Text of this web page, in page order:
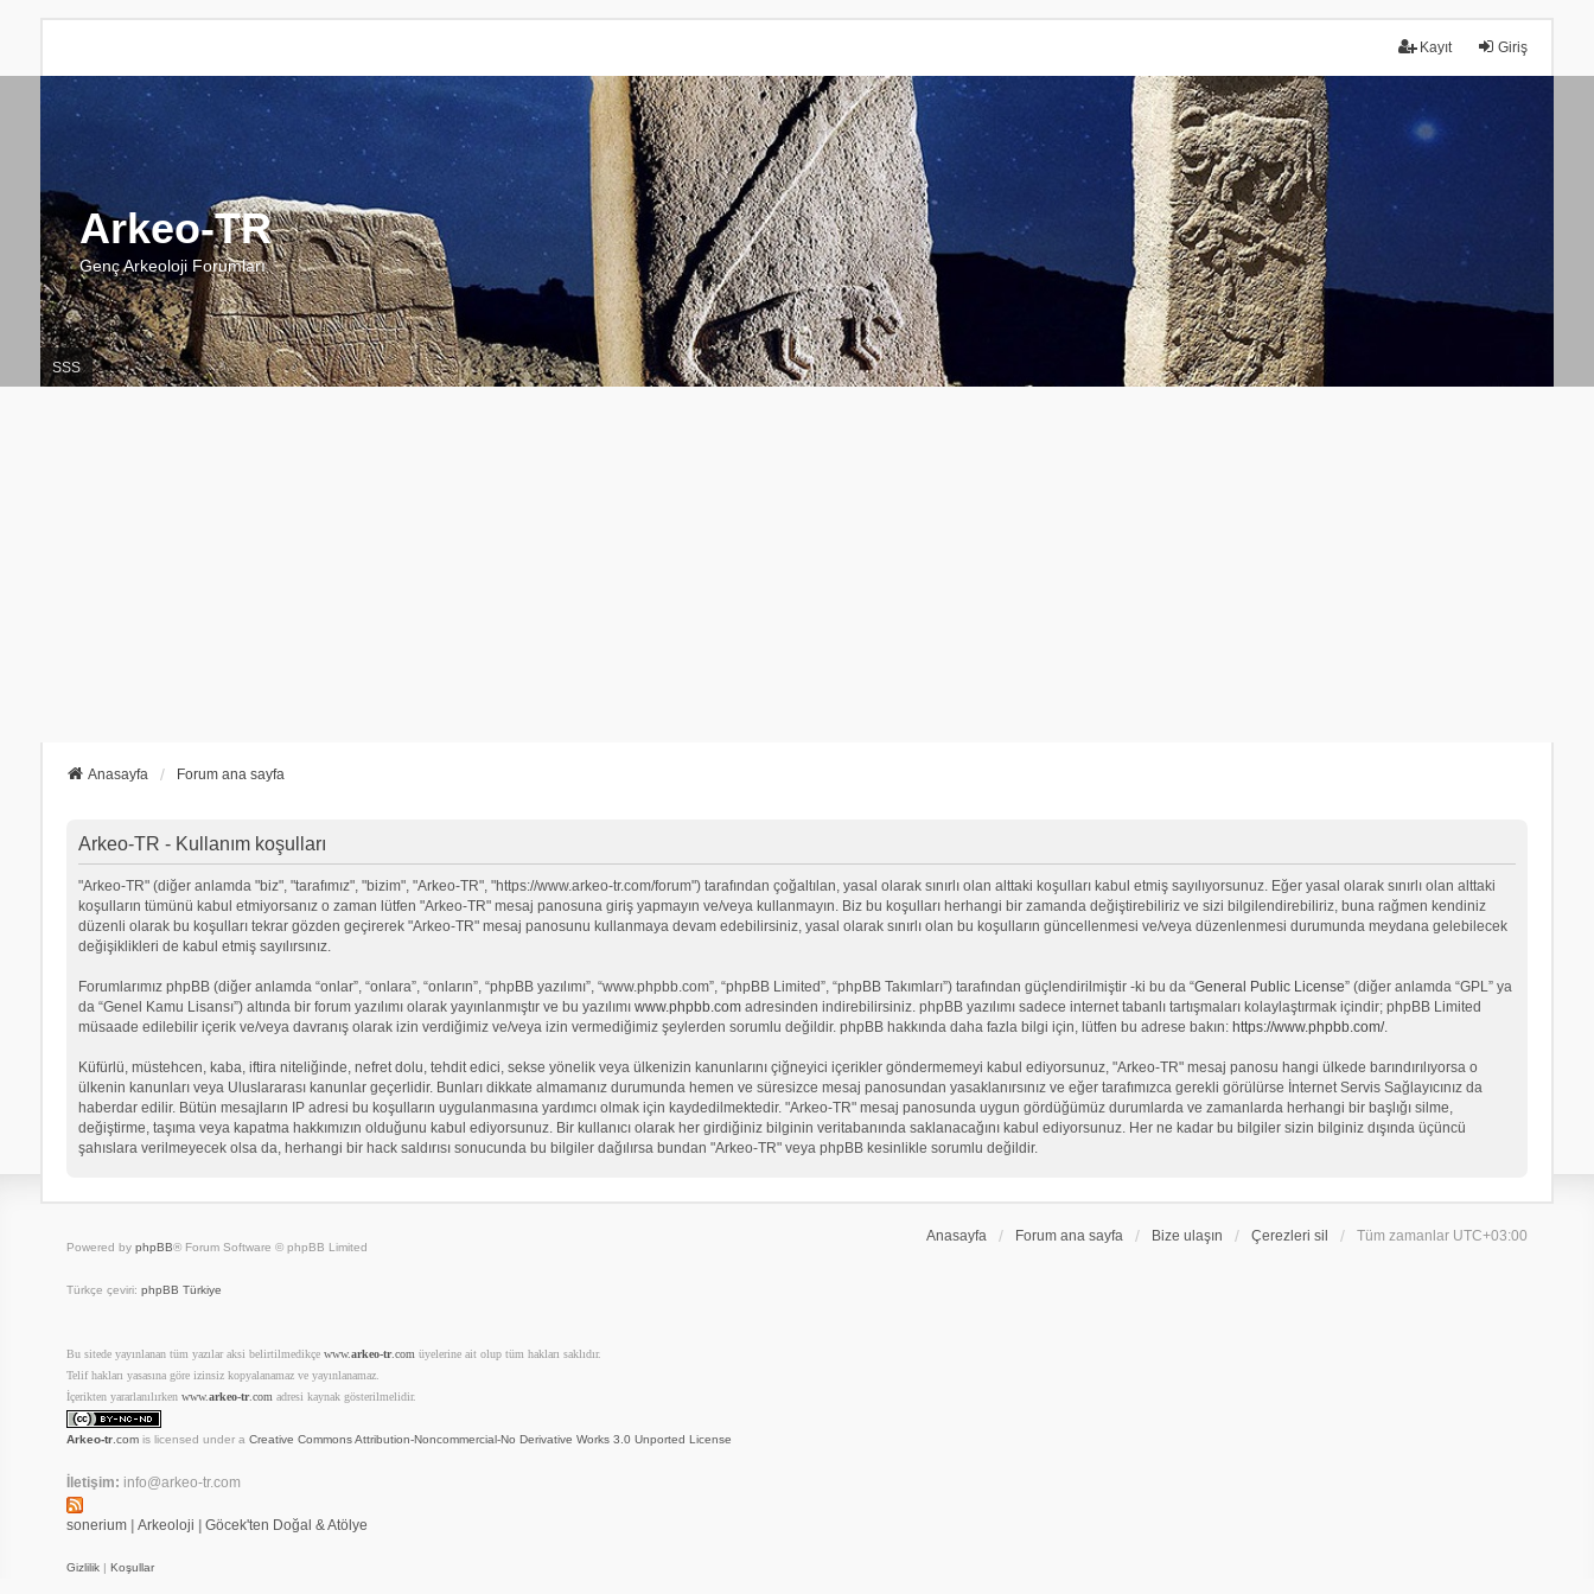
Giriş
Kayıt
Arkeo-TR
Genç Arkeoloji Forumları
SSS
Anasayfa Forum ana sayfa
Arkeo-TR - Kullanım koşulları
"Arkeo-TR" (diğer anlamda "biz", "tarafımız", "bizim", "Arkeo-TR", "https://www.arkeo-tr.com/forum") tarafından çoğaltılan, yasal olarak sınırlı olan alttaki koşulları kabul etmiş sayılıyorsunuz. Eğer yasal olarak sınırlı olan alttaki
koşulların tümünü kabul etmiyorsanız o zaman lütfen "Arkeo-TR" mesaj panosuna giriş yapmayın ve/veya kullanmayın. Biz bu koşulları herhangi bir zamanda değiştirebiliriz ve sizi bilgilendirebiliriz, buna rağmen kendiniz
düzenli olarak bu koşulları tekrar gözden geçirerek "Arkeo-TR" mesaj panosunu kullanmaya devam edebilirsiniz, yasal olarak sınırlı olan bu koşulların güncellenmesi ve/veya düzenlenmesi durumunda meydana gelebilecek
değişiklikleri de kabul etmiş sayılırsınız.
Forumlarımız phpBB (diğer anlamda “onlar”, “onlara”, “onların”, “phpBB yazılımı”, “www.phpbb.com”, “phpBB Limited”, “phpBB Takımları”) tarafından güçlendirilmiştir -ki bu da “General Public License” (diğer anlamda “GPL” ya
da “Genel Kamu Lisansı”) altında bir forum yazılımı olarak yayınlanmıştır ve bu yazılımı www.phpbb.comadresinden indirebilirsiniz. phpBB yazılımı sadece internet tabanlı tartışmaları kolaylaştırmak içindir; phpBB Limited
müsaade edilebilir içerik ve/veya davranış olarak izin verdiğimiz ve/veya izin vermediğimiz şeylerden sorumlu değildir. phpBB hakkında daha fazla bilgi için, lütfen bu adrese bakın: https://www.phpbb.com/.
Küfürlü, müstehcen, kaba, iftira niteliğinde, nefret dolu, tehdit edici, sekse yönelik veya ülkenizin kanunlarını çiğneyici içerikler göndermemeyi kabul ediyorsunuz, "Arkeo-TR" mesaj panosu hangi ülkede barındırılıyorsa o
ülkenin kanunları veya Uluslararası kanunlar geçerlidir. Bunları dikkate almamanız durumunda hemen ve süresizce mesaj panosundan yasaklanırsınız ve eğer tarafımızca gerekli görülürse İnternet Servis Sağlayıcınız da
haberdar edilir. Bütün mesajların IP adresi bu koşulların uygulanmasına yardımcı olmak için kaydedilmektedir. "Arkeo-TR" mesaj panosunda uygun gördüğümüz durumlarda ve zamanlarda herhangi bir başlığı silme,
değiştirme, taşıma veya kapatma hakkımızın olduğunu kabul ediyorsunuz. Bir kullanıcı olarak her girdiğiniz bilginin veritabanında saklanacağını kabul ediyorsunuz. Her ne kadar bu bilgiler sizin bilginiz dışında üçüncü
şahıslara verilmeyecek olsa da, herhangi bir hack saldırısı sonucunda bu bilgiler dağılırsa bundan "Arkeo-TR" veya phpBB kesinlikle sorumlu değildir.
Anasayfa Forum ana sayfa Bize ulaşın Çerezleri sil Tüm zamanlar UTC+03:00
Powered by phpBB® Forum Software © phpBB Limited
Türkçe çeviri: phpBB Türkiye
Bu sitede yayınlanan tüm yazılar aksi belirtilmedikçe www.arkeo-tr.com üyelerine ait olup tüm hakları saklıdır.
Telif hakları yasasına göre izinsiz kopyalanamaz ve yayınlanamaz.
İçerikten yararlanılırken www.arkeo-tr.com adresi kaynak gösterilmelidir.
Arkeo-tr.comis licensed under a Creative Commons Attribution-Noncommercial-No Derivative Works 3.0 Unported License
İletişim: info@arkeo-tr.com
sonerium Arkeoloji Göcek'ten Doğal & Atölye
Gizlilik| Koşullar